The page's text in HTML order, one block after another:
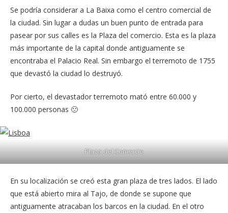
Se podría considerar a La Baixa como el centro comercial de
la ciudad. Sin lugar a dudas un buen punto de entrada para
pasear por sus calles es la Plaza del comercio. Esta es la plaza
más importante de la capital donde antiguamente se
encontraba el Palacio Real. Sin embargo el terremoto de 1755
que devastó la ciudad lo destruyó.
Por cierto, el devastador terremoto mató entre 60.000 y
100.000 personas 🙁
Plaza del Comercio
En su localización se creó esta gran plaza de tres lados. El lado
que está abierto mira al Tajo, de donde se supone que
antiguamente atracaban los barcos en la ciudad. En el otro